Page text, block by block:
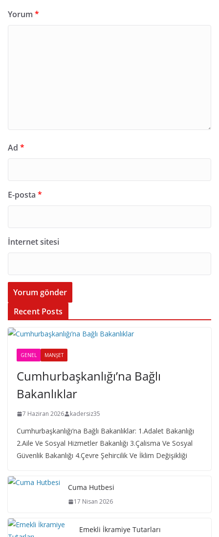
Yorum *
Ad *
E-posta *
İnternet sitesi
Recent Posts
GENEL MANŞET
Cumhurbaşkanlığı’na Bağlı
Bakanlıklar
7 Haziran 2026 kadersiz35
Cumhurbaşkanlığı’na Bağlı Bakanlıklar: 1.Adalet Bakanlığı
2.Aile Ve Sosyal Hizmetler Bakanlığı 3.Çalisma Ve Sosyal
Güvenlik Bakanlığı 4.Çevre Şehircilik Ve İklim Değişikliği
Cuma Hutbesi
17 Nisan 2026
Emekli İkramiye Tutarları